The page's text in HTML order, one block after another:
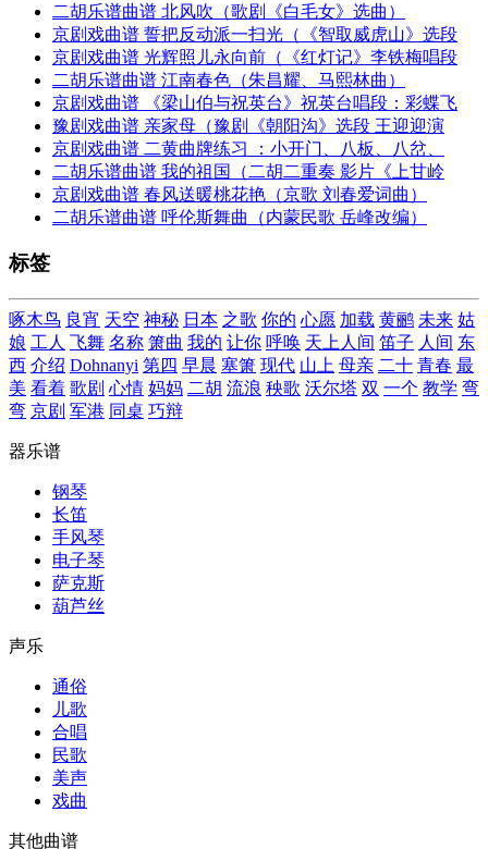
二胡乐谱曲谱 北风吹（歌剧《白毛女》选曲）
京剧戏曲谱 誓把反动派一扫光（《智取威虎山》选段
京剧戏曲谱 光辉照儿永向前（《红灯记》李铁梅唱段
二胡乐谱曲谱 江南春色（朱昌耀、马熙林曲）
京剧戏曲谱 《梁山伯与祝英台》祝英台唱段：彩蝶飞
豫剧戏曲谱 亲家母（豫剧《朝阳沟》选段 王迎迎演
京剧戏曲谱 二黄曲牌练习 ：小开门、八板、八岔、
二胡乐谱曲谱 我的祖国（二胡二重奏 影片《上甘岭
京剧戏曲谱 春风送暖桃花艳（京歌 刘春爱词曲）
二胡乐谱曲谱 呼伦斯舞曲（内蒙民歌 岳峰改编）
标签
啄木鸟 良宵 天空 神秘 日本 之歌 你的 心愿 加载 黄鹂 未来 姑
娘 工人 飞舞 名称 箫曲 我的 让你 呼唤 天上人间 笛子 人间 东
西 介绍 Dohnanyi 第四 早晨 塞箫 现代 山上 母亲 二十 青春 最
美 看着 歌剧 心情 妈妈 二胡 流浪 秧歌 沃尔塔 双 一个 教学 弯
弯 京剧 军港 同桌 巧辩
器乐谱
钢琴
长笛
手风琴
电子琴
萨克斯
葫芦丝
声乐
通俗
儿歌
合唱
民歌
美声
戏曲
其他曲谱